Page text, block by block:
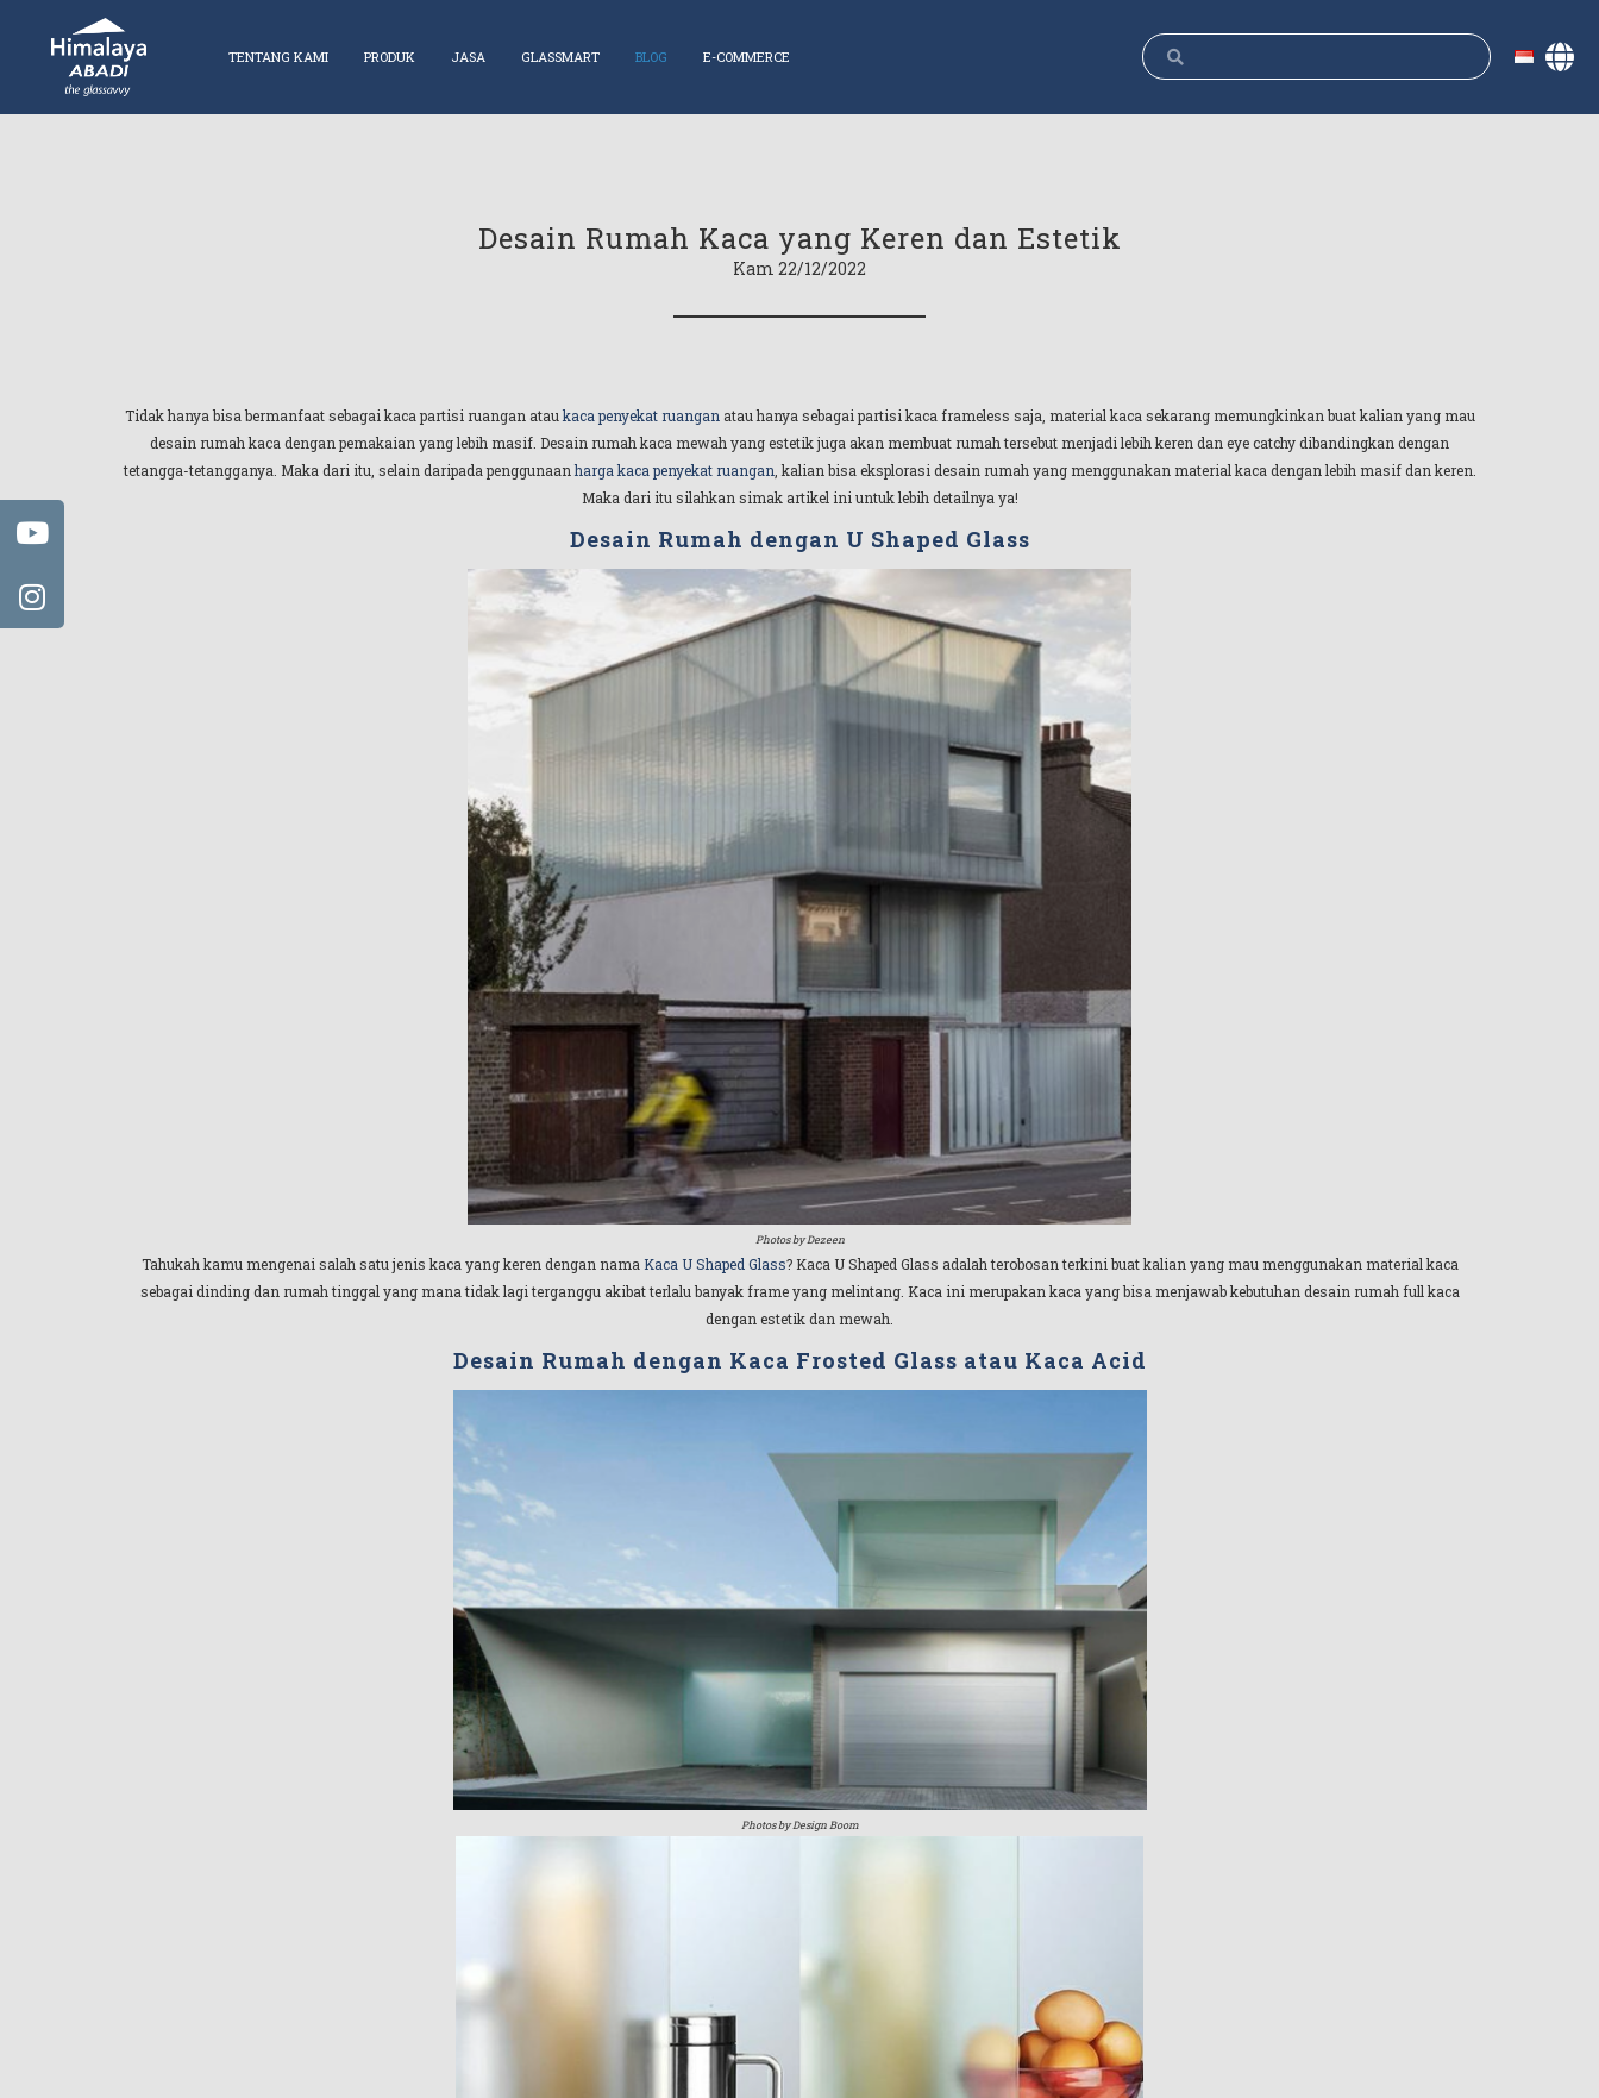
TENTANG KAMI PRODUK JASA GLASSMART BLOG E-COMMERCE
Desain Rumah Kaca yang Keren dan Estetik
Kam 22/12/2022
Tidak hanya bisa bermanfaat sebagai kaca partisi ruangan atau kaca penyekat ruangan atau hanya sebagai partisi kaca frameless saja, material kaca sekarang memungkinkan buat kalian yang mau
desain rumah kaca dengan pemakaian yang lebih masif. Desain rumah kaca mewah yang estetik juga akan membuat rumah tersebut menjadi lebih keren dan eye catchy dibandingkan dengan
tetangga-tetangganya. Maka dari itu, selain daripada penggunaan harga kaca penyekat ruangan , kalian bisa eksplorasi desain rumah yang menggunakan material kaca dengan lebih masif dan keren.
Maka dari itu silahkan simak artikel ini untuk lebih detailnya ya!
Desain Rumah dengan U Shaped Glass
Photos by Dezeen
Tahukah kamu mengenai salah satu jenis kaca yang keren dengan nama Kaca U Shaped Glass? Kaca U Shaped Glass adalah terobosan terkini buat kalian yang mau menggunakan material kaca
sebagai dinding dan rumah tinggal yang mana tidak lagi terganggu akibat terlalu banyak frame yang melintang. Kaca ini merupakan kaca yang bisa menjawab kebutuhan desain rumah full kaca
dengan estetik dan mewah.
Desain Rumah dengan Kaca Frosted Glass atau Kaca Acid
Photos by Design Boom